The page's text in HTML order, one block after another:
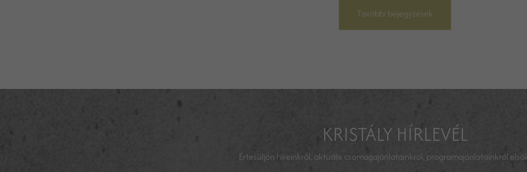
További bejegyzések
KRISTÁLY HÍRLEVÉL
Értesüljön híreinkről, aktuális csomagajánlatainkról, programajánlatainkról